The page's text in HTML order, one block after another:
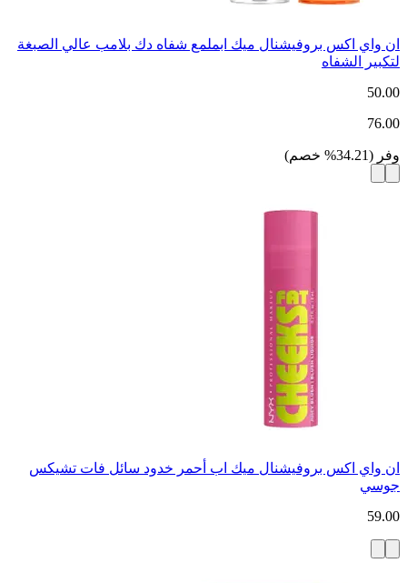
ان واي اكس بروفيشنال ميك ابملمع شفاه دك بلامب عالي الصبغة
لتكبير الشفاه
50.00
76.00
وفر (
34.21
% خصم)
ان واي اكس بروفيشنال ميك اب أحمر خدود سائل فات تشيكس
جوسي
59.00